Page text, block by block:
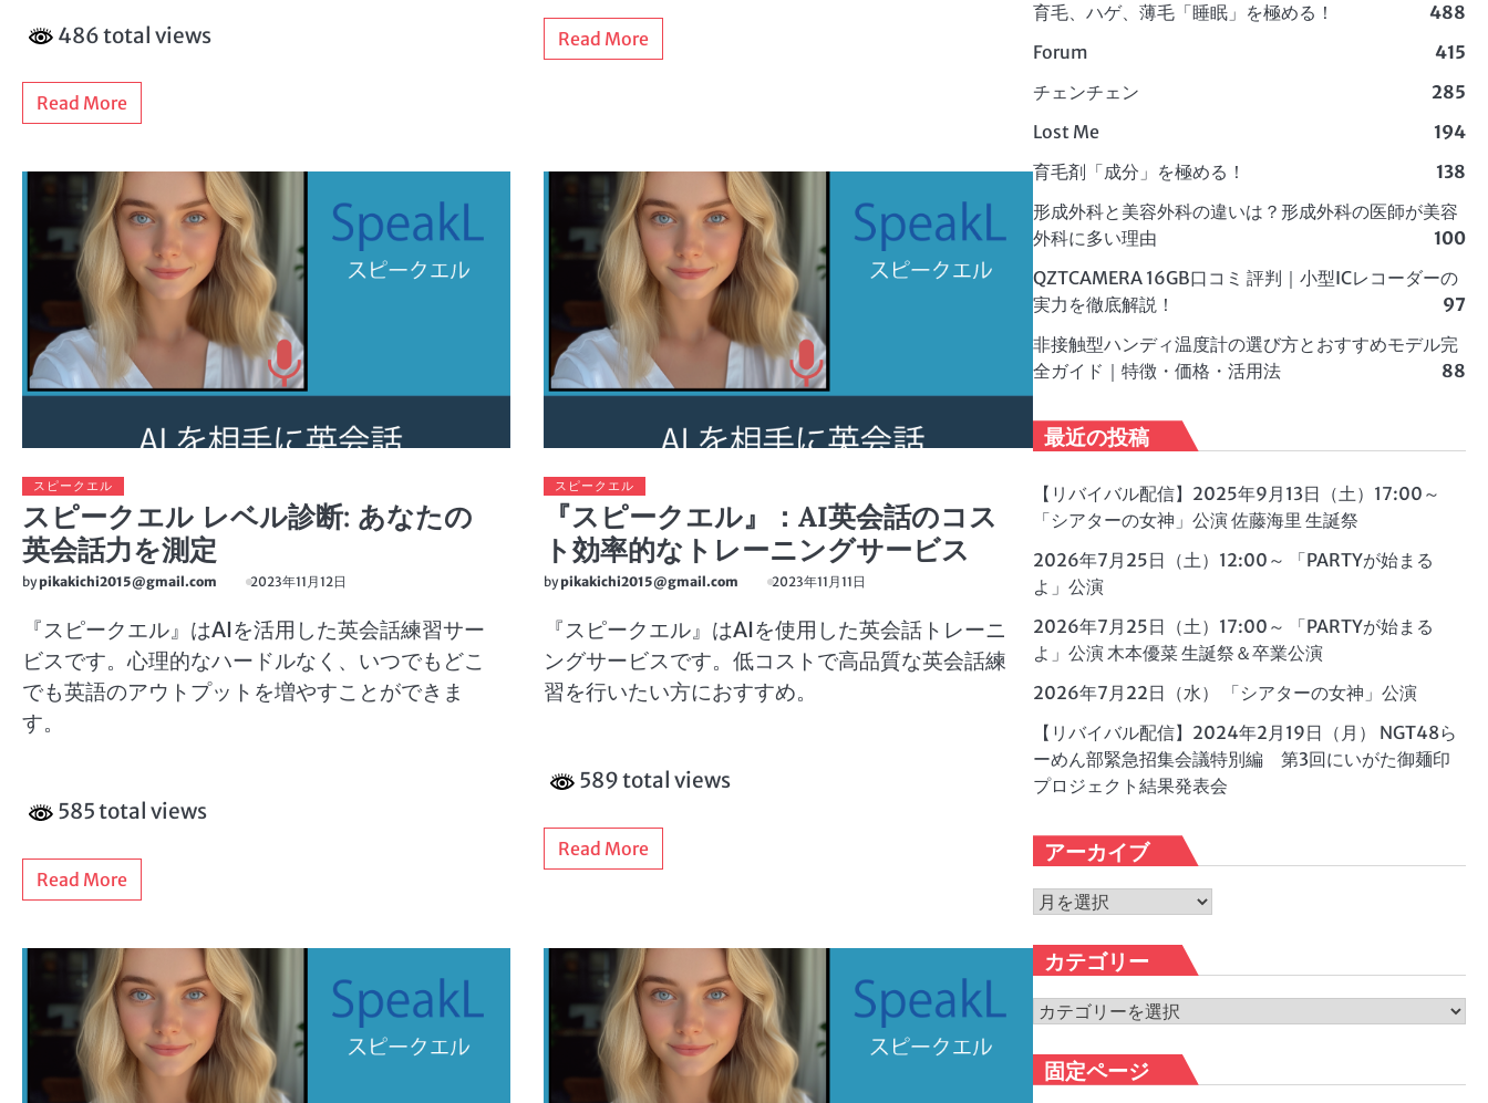
486 total views
Read More
Read More
スピークエル
スピークエル レベル診断: あなたの
英会話力を測定
bypikakichi2015@gmail.com 2023年11月12日
『スピークエル』はAIを活用した英会話練習サー
ビスです。心理的なハードルなく、いつでもどこ
でも英語のアウトプットを増やすことができま
す。
585 total views
Read More
スピークエル
『スピークエル』：AI英会話のコス
ト効率的なトレーニングサービス
bypikakichi2015@gmail.com 2023年11月11日
『スピークエル』はAIを使用した英会話トレーニ
ングサービスです。低コストで高品質な英会話練
習を行いたい方におすすめ。
589 total views
Read More
育毛、ハゲ、薄毛「睡眠」を極める！
488
Forum
415
チェンチェン
285
Lost Me
194
育毛剤「成分」を極める！
138
形成外科と美容外科の違いは？形成外科の医師が美容
外科に多い理由
100
QZTCAMERA 16GB口コミ 評判｜小型ICレコーダーの
実力を徹底解説！
97
非接触型ハンディ温度計の選び方とおすすめモデル完
全ガイド｜特徴・価格・活用法
88
最近の投稿
【リバイバル配信】2025年9月13日（土）17:00～
「シアターの女神」公演 佐藤海里 生誕祭
2026年7月25日（土）12:00～ 「PARTYが始まる
よ」公演
2026年7月25日（土）17:00～ 「PARTYが始まる
よ」公演 木本優菜 生誕祭＆卒業公演
2026年7月22日（水） 「シアターの女神」公演
【リバイバル配信】2024年2月19日（月） NGT48ら
ーめん部緊急招集会議特別編 第3回にいがた御麺印
プロジェクト結果発表会
アーカイブ
ア
カ
イ
ブ
カテゴリー
カ
ゴ
リ
固定ページ